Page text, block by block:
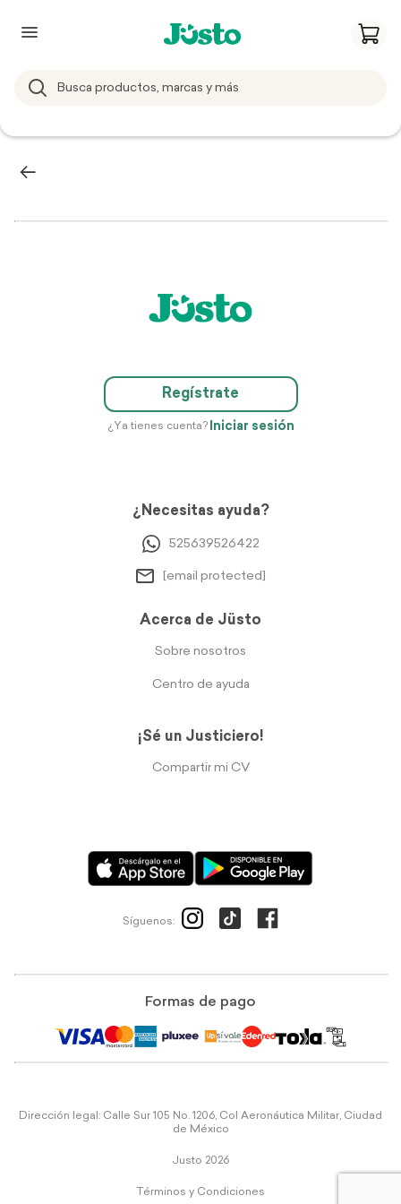
Regístrate
¿Ya tienes cuenta? Iniciar sesión
¿Necesitas ayuda?
525639526422
[email protected]
Acerca de Jüsto
Sobre nosotros
Centro de ayuda
¡Sé un Justiciero!
Compartir mi CV
Síguenos:
Formas de pago
Dirección legal: Calle Sur 105 No. 1206, Col Aeronáutica Militar, Ciudad
de México
Justo 2026
Términos y Condiciones